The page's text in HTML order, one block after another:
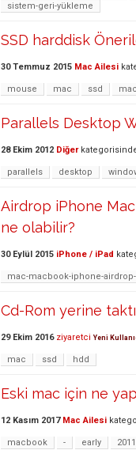
sistem-geri-yükleme
SSD harddisk
30 Temmuz 2015 Mac Ailesi
mouse mac ssd
Parallels Desktop
28 Ekim 2012 Diğer
parallels desktop
Airdrop iPhone
ne olabilir?
30 Eylül 2015 iPhone / iPad
mac-macbook-iphone-
Cd-Rom yerine
29 Ekim 2016 ziyaretci Yeni
mac ssd hdd
Eski mac için ne
12 Kasım 2017 Mac Ailesi
macbook - early 2011